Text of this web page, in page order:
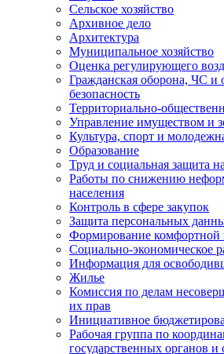
Сельское хозяйство
Архивное дело
Архитектура
Муниципальное хозяйство
Оценка регулирующего
Гражданская оборона, ЧС и
безопасность
Территориально-
Управление имуществом и
Культура, спорт и
Образование
Труд и социальная защита
Работы по снижению
населения
Контроль в сфере закупок
Защита персональных
Формирование комфортной
Социально-экономическое
Информация для
Жилье
Комиссия по делам
их прав
Инициативное
Рабочая группа по
государственных органов и